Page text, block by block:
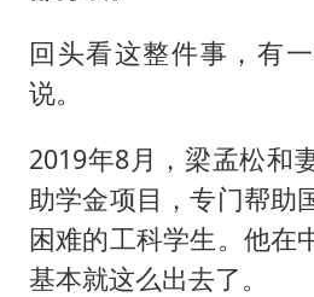
回头看这整件事，有
说。
2019年8月，梁孟松和
助学金项目，专门帮助
困难的工科学生。他在
基本就这么出去了。